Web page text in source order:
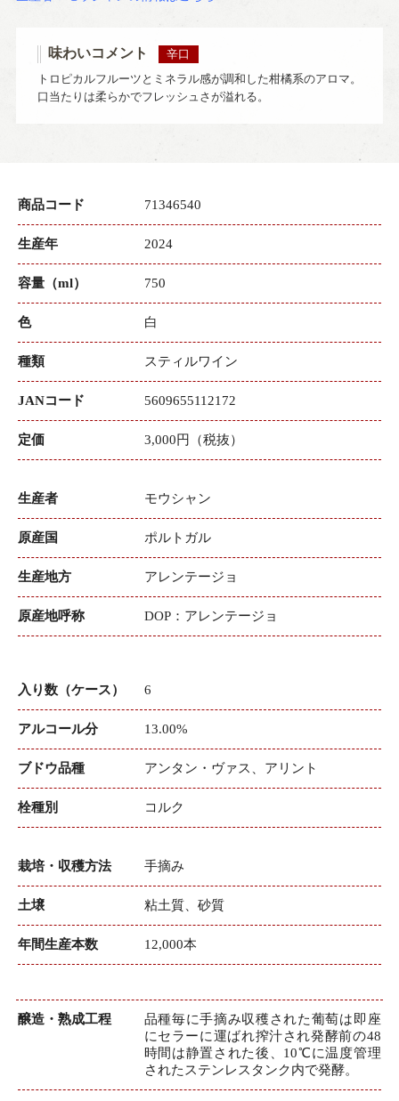
味わいコメント
辛口
トロピカルフルーツとミネラル感が調和した柑橘系のアロマ。
口当たりは柔らかでフレッシュさが溢れる。
商品コード 71346540
生産年 2024
容量（ml） 750
色 白
種類 スティルワイン
JANコード 5609655112172
定価 3,000円（税抜）
生産者 モウシャン
原産国 ポルトガル
生産地方 アレンテージョ
原産地呼称 DOP：アレンテージョ
入り数（ケース） 6
アルコール分 13.00%
ブドウ品種 アンタン・ヴァス、アリント
栓種別 コルク
栽培・収穫方法 手摘み
土壌 粘土質、砂質
年間生産本数 12,000本
醸造・熟成工程
品種毎に手摘み収穫された葡萄は即座
にセラーに運ばれ搾汁され発酵前の48
時間は静置された後、10℃に温度管理
されたステンレスタンク内で発酵。